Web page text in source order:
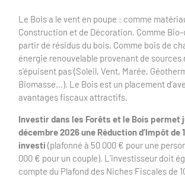
Le Bois a le vent en poupe : comme
Construction et de Décoration. Comme
partir de résidus du bois. Comme bois de
énergie renouvelable provenant de sources
s’épuisent pas (Soleil, Vent, Marée,
Biomasse…). Le Bois est un placement
avantages fiscaux attractifs.
Investir dans les Forêts et le Bois permet
décembre 2026 une Réduction d’Impôt de
investi (plafonné à 50 000 € pour une
000 € pour un couple). L’investisseur doit
compte du Plafond des Niches Fiscales de